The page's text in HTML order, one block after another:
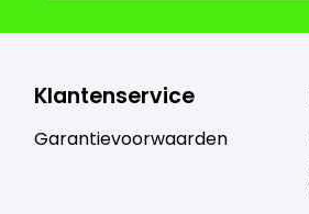
Klantenservice
Garantievoorwaarden